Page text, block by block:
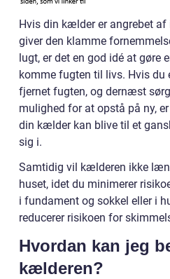
Hvis din kælder er angrebet
giver den klamme
lugt, er det en god idé at gøre
komme fugten til livs. Hvis du
fjernet fugten, og dernæst
mulighed for at opstå på ny,
din kælder kan blive til et
sig i.
Samtidig vil kælderen ikke
huset, idet du minimerer
i fundament og sokkel eller i
reducerer risikoen for
Hvordan kan jeg
kælderen?